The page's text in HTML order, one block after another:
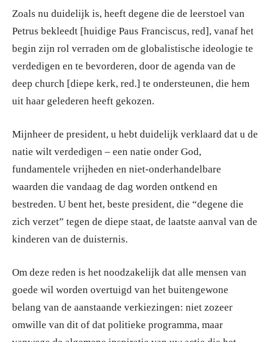
Zoals nu duidelijk is, heeft degene die de leerstoel van
Petrus bekleedt [huidige Paus Franciscus, red], vanaf het
begin zijn rol verraden om de globalistische ideologie te
verdedigen en te bevorderen, door de agenda van de
deep church [diepe kerk, red.] te ondersteunen, die hem
uit haar gelederen heeft gekozen.
Mijnheer de president, u hebt duidelijk verklaard dat u de
natie wilt verdedigen – een natie onder God,
fundamentele vrijheden en niet-onderhandelbare
waarden die vandaag de dag worden ontkend en
bestreden. U bent het, beste president, die “degene die
zich verzet” tegen de diepe staat, de laatste aanval van de
kinderen van de duisternis.
Om deze reden is het noodzakelijk dat alle mensen van
goede wil worden overtuigd van het buitengewone
belang van de aanstaande verkiezingen: niet zozeer
omwille van dit of dat politieke programma, maar